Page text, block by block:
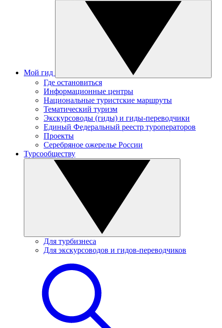
Мой гид
Где остановиться
Информационные центры
Национальные туристские маршруты
Тематический туризм
Экскурсоводы (гиды) и гиды-переводчики
Единый Федеральный реестр туроператоров
Проекты
Серебряное ожерелье России
Турсообществу
Для турбизнеса
Для экскурсоводов и гидов-переводчиков